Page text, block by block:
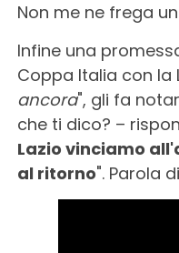
Non me ne frega un
Infine una
Coppa Italia con la
ancora", gli fa
che ti dico? –
Lazio vinciamo
al ritorno". Parola